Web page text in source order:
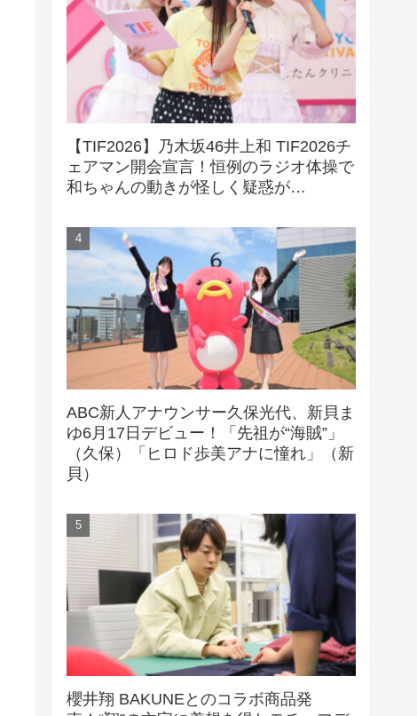
【TIF2026】乃木坂46井上和 TIF2026チ
ェアマン開会宣言！恒例のラジオ体操で
和ちゃんの動きが怪しく疑惑が…
ABC新人アナウンサー久保光代、新貝ま
ゆ6月17日デビュー！「先祖が“海賊”」
（久保）「ヒロド歩美アナに憧れ」（新
貝）
櫻井翔 BAKUNEとのコラボ商品発